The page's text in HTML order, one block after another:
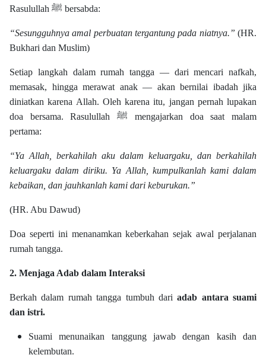
Rasulullah ﷺ bersabda:
“Sesungguhnya amal perbuatan tergantung pada niatnya.” (HR.
Bukhari dan Muslim)
Setiap langkah dalam rumah tangga — dari mencari nafkah,
memasak, hingga merawat anak — akan bernilai ibadah jika
diniatkan karena Allah. Oleh karena itu, jangan pernah lupakan
doa bersama. Rasulullah ﷺ mengajarkan doa saat malam
pertama:
“Ya Allah, berkahilah aku dalam keluargaku, dan berkahilah
keluargaku dalam diriku. Ya Allah, kumpulkanlah kami dalam
kebaikan, dan jauhkanlah kami dari keburukan.”
(HR. Abu Dawud)
Doa seperti ini menanamkan keberkahan sejak awal perjalanan
rumah tangga.
2. Menjaga Adab dalam Interaksi
Berkah dalam rumah tangga tumbuh dariadab antara suami
dan istri.
Suami menunaikan tanggung jawab dengan kasih dan
kelembutan.